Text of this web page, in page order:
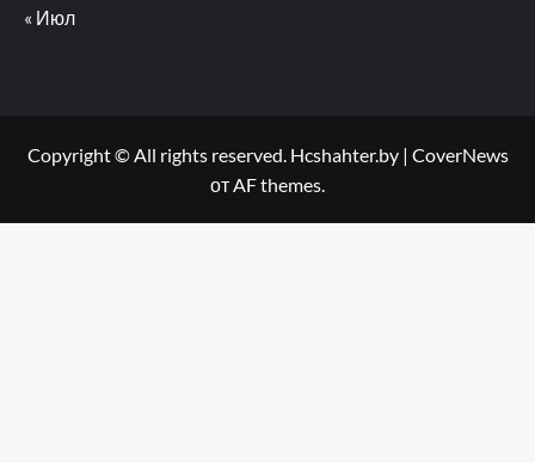
« Июл
Copyright © All rights reserved. Hcshahter.by | CoverNews
от AF themes.